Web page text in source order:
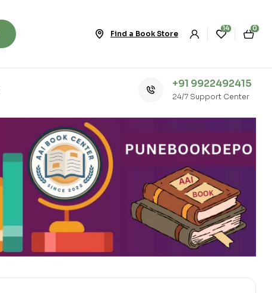
Find a Book Store
14 0
+91 9922492415
24/7 Support Center